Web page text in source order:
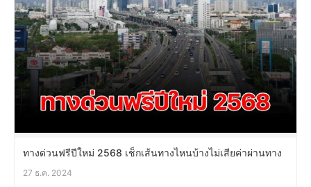
ทางด่วนฟรีปีใหม่ 2568 เช็กเส้นทางไหนบ้างไม่เสียค่าผ่านทาง
27 ธ.ค. 2024